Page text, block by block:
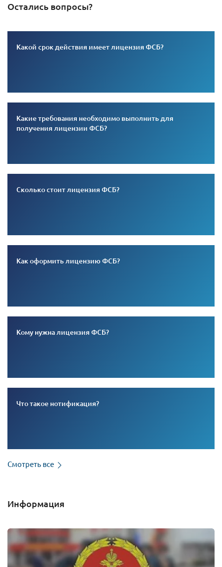
Остались вопросы?
Какой срок действия имеет лицензия ФСБ?
Какие требования необходимо выполнить для
получения лицензии ФСБ?
Сколько стоит лицензия ФСБ?
Как оформить лицензию ФСБ?
Кому нужна лицензия ФСБ?
Что такое нотификация?
Смотреть все
Информация